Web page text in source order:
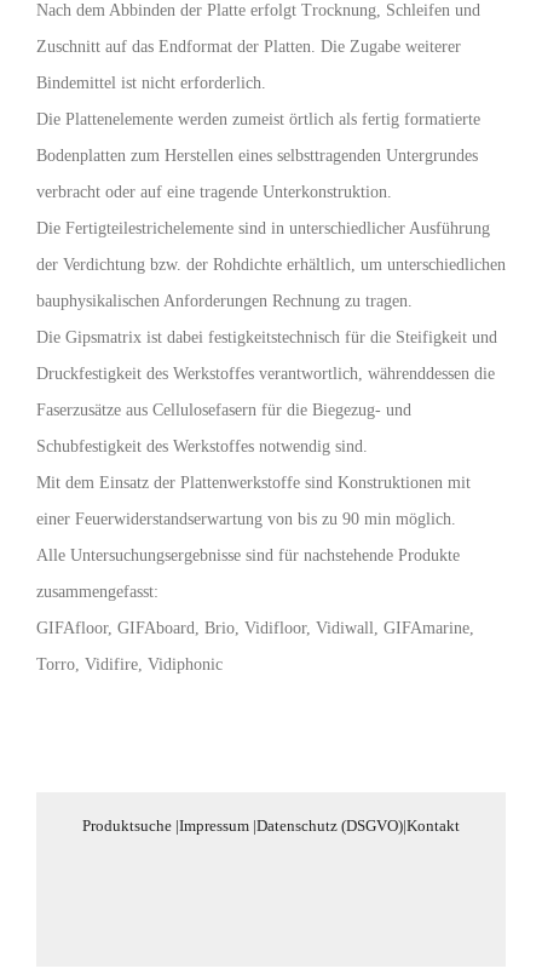
Nach dem Abbinden der Platte erfolgt Trocknung, Schleifen und
Zuschnitt auf das Endformat der Platten. Die Zugabe weiterer
Bindemittel ist nicht erforderlich.
Die Plattenelemente werden zumeist örtlich als fertig formatierte
Bodenplatten zum Herstellen eines selbsttragenden Untergrundes
verbracht oder auf eine tragende Unterkonstruktion.
Die Fertigteilestrichelemente sind in unterschiedlicher Ausführung
der Verdichtung bzw. der Rohdichte erhältlich, um unterschiedlichen
bauphysikalischen Anforderungen Rechnung zu tragen.
Die Gipsmatrix ist dabei festigkeitstechnisch für die Steifigkeit und
Druckfestigkeit des Werkstoffes verantwortlich, währenddessen die
Faserzusätze aus Cellulosefasern für die Biegezug- und
Schubfestigkeit des Werkstoffes notwendig sind.
Mit dem Einsatz der Plattenwerkstoffe sind Konstruktionen mit
einer Feuerwiderstandserwartung von bis zu 90 min möglich.
Alle Untersuchungsergebnisse sind für nachstehende Produkte
zusammengefasst:
GIFAfloor, GIFAboard, Brio, Vidifloor, Vidiwall, GIFAmarine,
Torro, Vidifire, Vidiphonic
Produktsuche |Impressum |Datenschutz (DSGVO)|Kontakt